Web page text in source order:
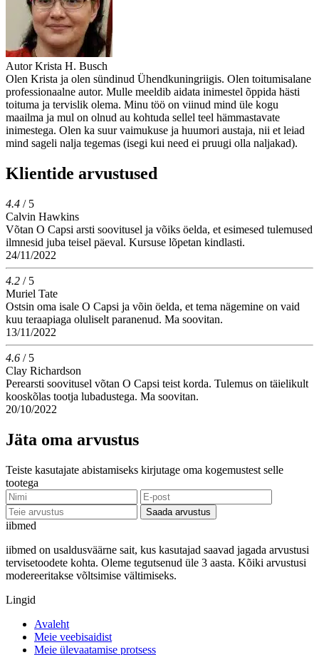
Autor Krista H. Busch
Olen Krista ja olen sündinud Ühendkuningriigis. Olen toitumisalane
professionaalne autor. Mulle meeldib aidata inimestel õppida hästi
toituma ja tervislik olema. Minu töö on viinud mind üle kogu
maailma ja mul on olnud au kohtuda sellel teel hämmastavate
inimestega. Olen ka suur vaimukuse ja huumori austaja, nii et leiad
mind sageli nalja tegemas (isegi kui need ei pruugi olla naljakad).
Klientide arvustused
4.4 / 5
Calvin Hawkins
Võtan O Capsi arsti soovitusel ja võiks öelda, et esimesed tulemused
ilmnesid juba teisel päeval. Kursuse lõpetan kindlasti.
24/11/2022
4.2 / 5
Muriel Tate
Ostsin oma isale O Capsi ja võin öelda, et tema nägemine on vaid
kuu teraapiaga oluliselt paranenud. Ma soovitan.
13/11/2022
4.6 / 5
Clay Richardson
Perearsti soovitusel võtan O Capsi teist korda. Tulemus on täielikult
kooskõlas tootja lubadustega. Ma soovitan.
20/10/2022
Jäta oma arvustus
Teiste kasutajate abistamiseks kirjutage oma kogemustest selle
tootega
Saada arvustus
iibmed
iibmed on usaldusväärne sait, kus kasutajad saavad jagada arvustusi
tervisetoodete kohta. Oleme tegutsenud üle 3 aasta. Kõiki arvustusi
modereeritakse võltsimise vältimiseks.
Lingid
Avaleht
Meie veebisaidist
Meie ülevaatamise protsess